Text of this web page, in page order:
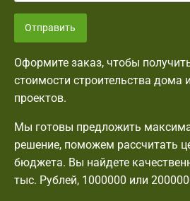
Отправить
Оформите заказ, чтобы
стоимости строительства дома
проектов.
Мы готовы предложить
решение, поможем рассчитать
бюджета. Вы найдете
тыс. Рублей, 1000000 или